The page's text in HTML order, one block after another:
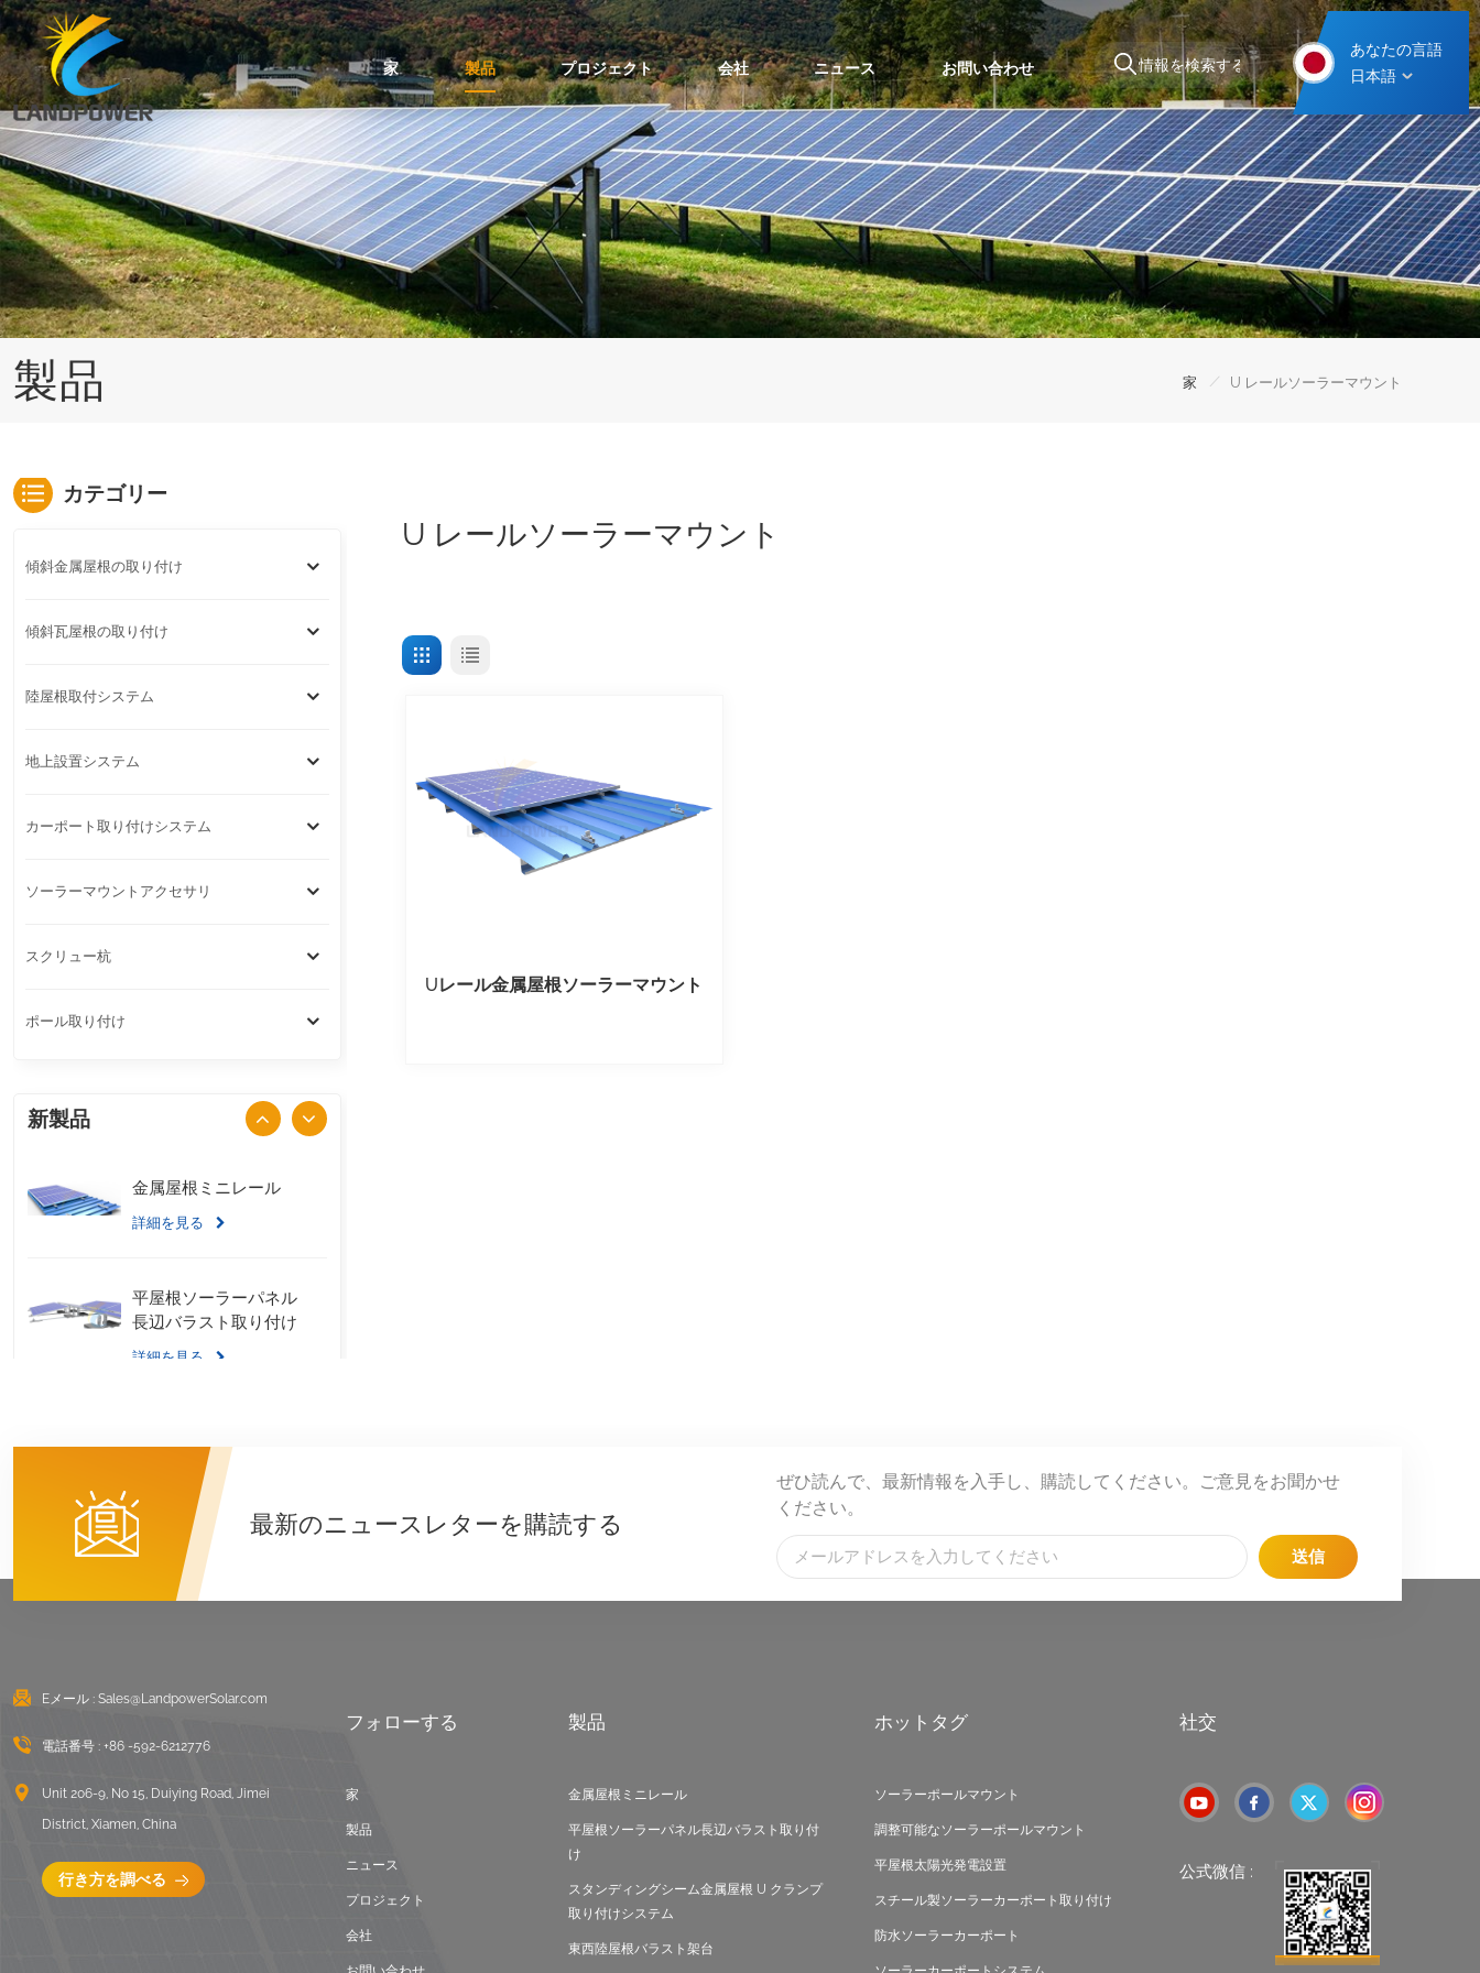
あなたの言語
日本語
家 製品 プロジェクト 会社 ニュース お問い合わせ
製品 家 / U レールソーラーマウント
U レールソーラーマウント
Uレール金属屋根ソーラーマウント
カテゴリー
傾斜金属屋根の取り付け
傾斜瓦屋根の取り付け
陸屋根取付システム
地上設置システム
カーポート取り付けシステム
ソーラーマウントアクセサリ
スクリュー杭
ポール取り付け
新製品
金属屋根ミニレール
詳細を見る
平屋根ソーラーパネル
長辺バラスト取り付け
詳細を見る
金属屋根 U クランプ取
り付けシステム
詳細を見る
東西陸屋根バラスト架
台
波形屋根ロングレール
バラスト陸屋根取付架
詳細を見る
最新のニュースレターを購読する
ぜひ読んで、最新情報を入手し、購読してください。ご意見をお聞かせ
ください。
送信
Eメール : Sales@LandpowerSolar.com
電話番号 : +86 -592-6212776
Unit 206-9, No 15, Duiying Road, Jimei
District, Xiamen, China
行き方を調べる
フォローする
家
製品
ニュース
プロジェクト
会社
製品
金属屋根ミニレール
平屋根ソーラーパネル長辺バラスト取り付
け
スタンディングシーム金属屋根 U クランプ
取り付けシステム
東西陸屋根バラスト架台
ホットタグ
ソーラーポールマウント
調整可能なソーラーポールマウント
平屋根太陽光発電設置
スチール製ソーラーカーポート取り付け
防水ソーラーカーポート
社交
公式微信 :